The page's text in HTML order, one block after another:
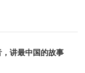
讲最中国的故事